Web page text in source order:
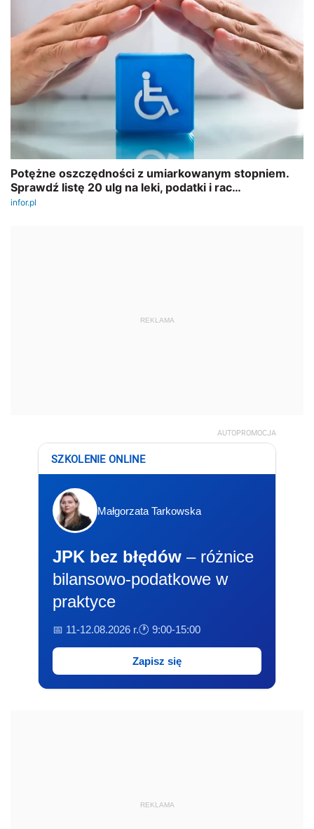
REKLAMA
AUTOPROMOCJA
SZKOLENIE ONLINE
Małgorzata Tarkowska
JPK bez błędów – różnice
bilansowo-podatkowe w
praktyce
📅 11-12.08.2026 r.🕐 9:00-15:00
Zapisz się
REKLAMA